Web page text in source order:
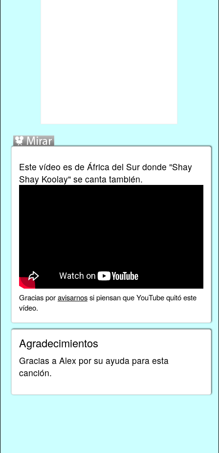
Este vídeo es de África del Sur donde "Shay
Shay Koolay" se canta también.
Gracias poravisarnossi piensan que YouTube quitó este
vídeo.
Agradecimientos
Gracias a Alex por su ayuda para esta
canción.